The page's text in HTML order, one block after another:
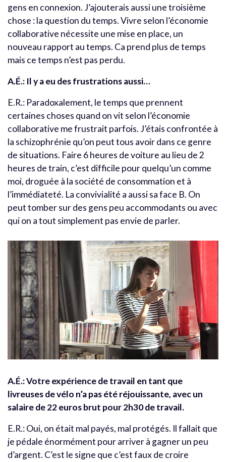
gens en connexion. J’ajouterais aussi une troisième
chose : la question du temps. Vivre selon l’économie
collaborative nécessite une mise en place, un
nouveau rapport au temps. Ca prend plus de temps
mais ce temps n’est pas perdu.
A.É.: Il y a eu des frustrations aussi…
E.R.: Paradoxalement, le temps que prennent
certaines choses quand on vit selon l’économie
collaborative me frustrait parfois. J’étais confrontée à
la schizophrénie qu’on peut tous avoir dans ce genre
de situations. Faire 6 heures de voiture au lieu de 2
heures de train, c’est difficile pour quelqu’un comme
moi, droguée à la société de consommation et à
l’immédiateté. La convivialité a aussi sa face B. On
peut tomber sur des gens peu accommodants ou avec
qui on a tout simplement pas envie de parler.
A.É.: Votre expérience de travail en tant que
livreuses de vélo n’a pas été réjouissante, avec un
salaire de 22 euros brut pour 2h30 de travail.
E.R.: Oui, on était mal payés, mal protégés. Il fallait que
je pédale énormément pour arriver à gagner un peu
d’argent. C’est le signe que c’est faux de croire